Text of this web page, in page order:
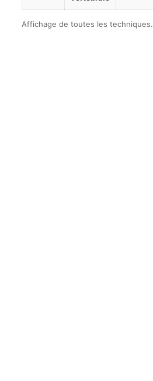
comparatif
Affichage de toutes les techniques.